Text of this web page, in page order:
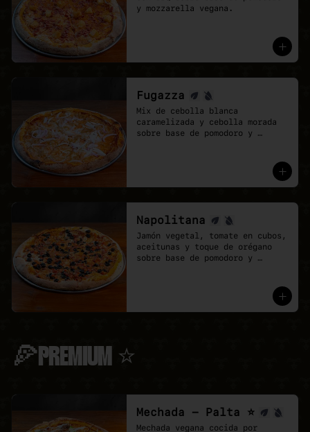
y mozzarella vegana.
Fugazza
Mix de cebolla blanca
caramelizada y cebolla morada
sobre base de pomodoro y
Napolitana
Jamón vegetal, tomate en cubos,
aceitunas y toque de orégano
sobre base de pomodoro y
🍕PREMIUM ⭐
Mechada - Palta ⭐
Mechada vegana cocida por